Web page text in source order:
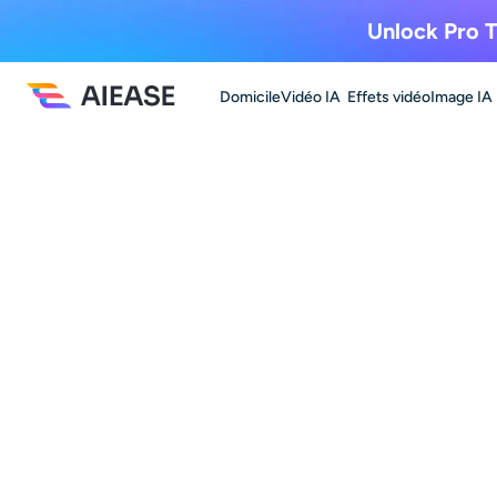
Unlock Pro
DomicileVidéo IA Effets vidéoImage IA